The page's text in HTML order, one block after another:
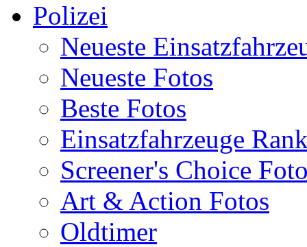
Polizei
Neueste
Neueste Fotos
Beste Fotos
Einsatzfahrzeuge
Screener's Choice
Art & Action Fotos
Oldtimer